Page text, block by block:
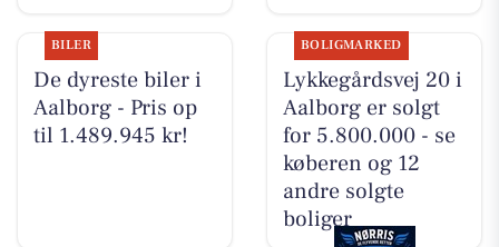
BILER
De dyreste biler i
Aalborg - Pris op
til 1.489.945 kr!
BOLIGMARKED
Lykkegårdsvej 20 i
Aalborg er solgt
for 5.800.000 - se
køberen og 12
andre solgte
boliger